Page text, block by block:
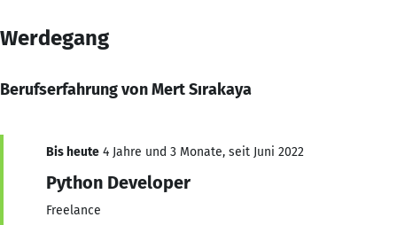
Werdegang
Berufserfahrung von Mert Sırakaya
Bis heute 4 Jahre und 3 Monate, seit Juni 2022
Python Developer
Freelance